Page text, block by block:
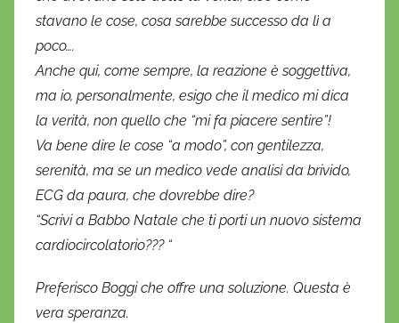
stavano le cose, cosa sarebbe successo da lì a
poco….
Anche qui, come sempre, la reazione è soggettiva,
ma io, personalmente, esigo che il medico mi dica
la verità, non quello che “mi fa piacere sentire”!
Va bene dire le cose “a modo”, con gentilezza,
serenità, ma se un medico vede analisi da brivido,
ECG da paura, che dovrebbe dire?
“Scrivi a Babbo Natale che ti porti un nuovo sistema
cardiocircolatorio??? “
Preferisco Boggi che offre una soluzione. Questa è
vera speranza.